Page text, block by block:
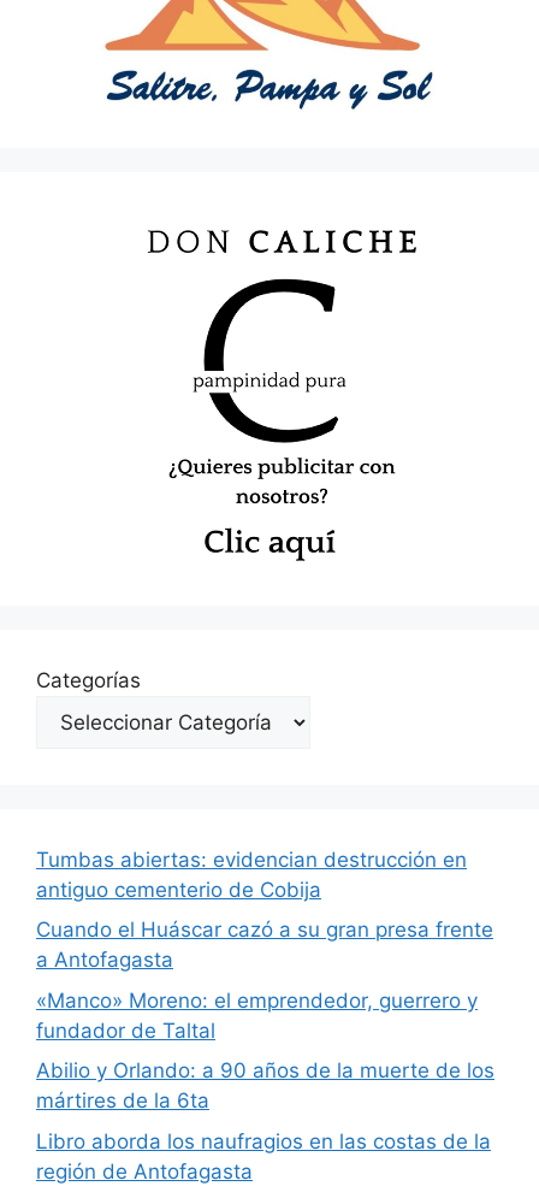
Categorías
Tumbas abiertas: evidencian destrucción en
antiguo cementerio de Cobija
Cuando el Huáscar cazó a su gran presa frente
a Antofagasta
«Manco» Moreno: el emprendedor, guerrero y
fundador de Taltal
Abilio y Orlando: a 90 años de la muerte de los
mártires de la 6ta
Libro aborda los naufragios en las costas de la
región de Antofagasta